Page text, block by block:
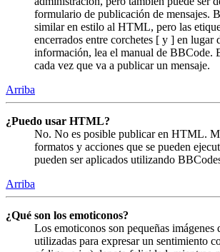
formulario de publicación de mensajes.
similar en estilo al HTML, pero las
encerrados entre corchetes [ y ] en lugar
información, lea el manual de BBCode.
cada vez que va a publicar un mensaje.
Arriba
¿Puedo usar HTML?
No. No es posible publicar en HTML.
formatos y acciones que se pueden
pueden ser aplicados utilizando
Arriba
¿Qué son los emoticonos?
Los emoticonos son pequeñas imágenes
utilizadas para expresar un sentimiento